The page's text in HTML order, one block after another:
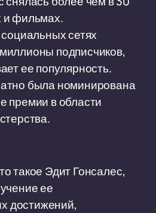
и фильмах.
сетях
подписчиков,
ее популярность.
была номинирована
премии в области
такое Эдит Гонсалес,
ее
достижений,